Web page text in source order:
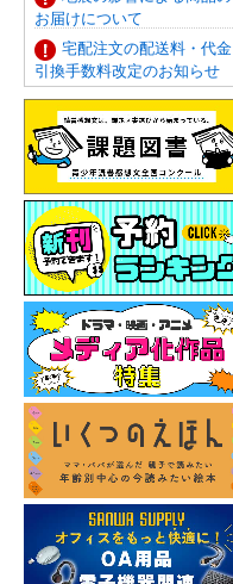
お届けについて
宅配注文の配送料・代金
引換手数料改定のお知らせ